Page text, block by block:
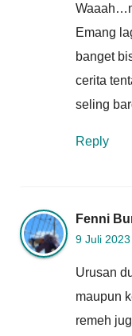
Emang
banget
cerita
seling
Reply
Fenni
9 Juli
Urusan
maupun
remeh